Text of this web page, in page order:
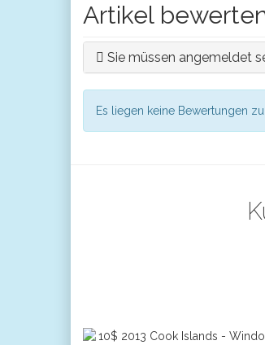
Artikel
Sie müssen angemeldet
Es liegen keine Bewertungen